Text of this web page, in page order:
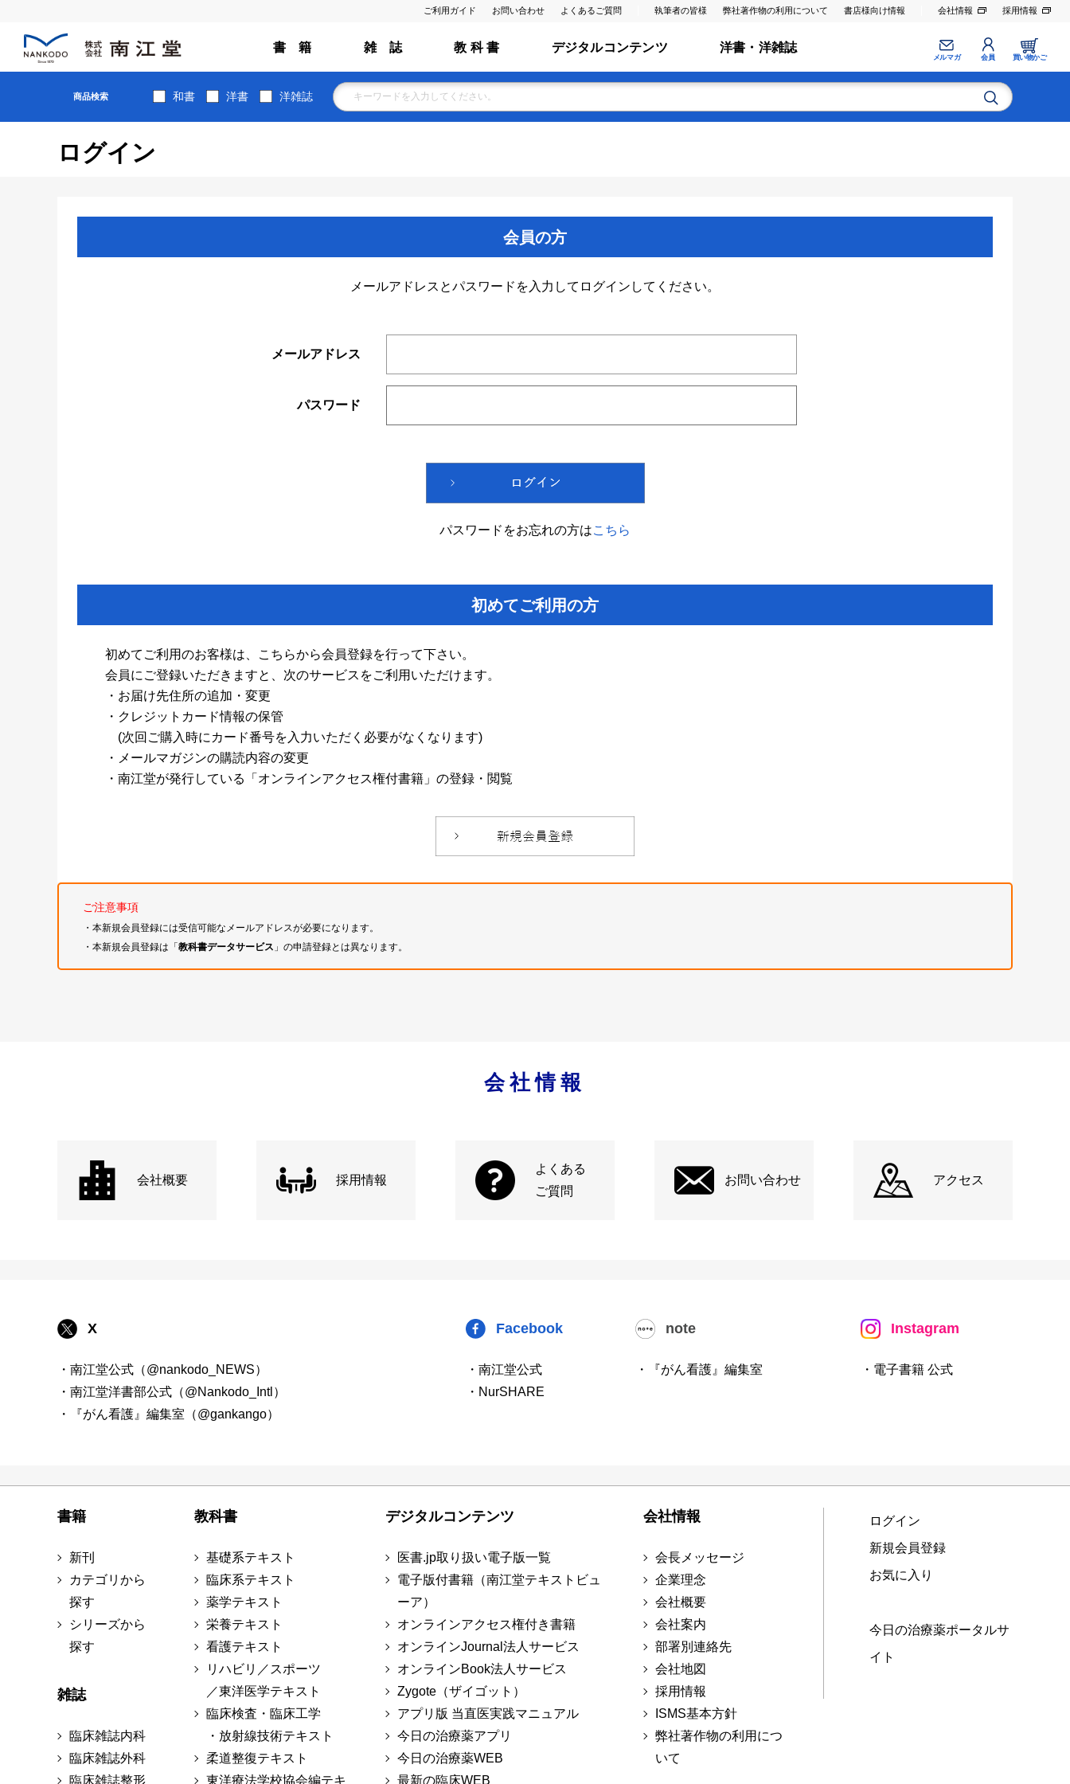
ご利用ガイド お問い合わせ よくあるご質問 執筆者の皆様 弊社著作物の利用について 書店様向け情報 会社情報 採用情報
書 籍 雑 誌 教 科 書 デジタルコンテンツ 洋書・洋雑誌
メルマガ 会員 買い物かご
商品検索 和書 洋書 洋雑誌
ログイン
会員の方
メールアドレスとパスワードを入力してログインしてください。
メールアドレス
パスワード
パスワードをお忘れの方はこちら
初めてご利用の方
初めてご利用のお客様は、こちらから会員登録を行って下さい。
会員にご登録いただきますと、次のサービスをご利用いただけます。
・お届け先住所の追加・変更
・クレジットカード情報の保管
(次回ご購入時にカード番号を入力いただく必要がなくなります)
・メールマガジンの購読内容の変更
・南江堂が発行している「オンラインアクセス権付書籍」の登録・閲覧
ご注意事項
・本新規会員登録には受信可能なメールアドレスが必要になります。
・本新規会員登録は「教科書データサービス 」の申請登録とは異なります。
会社情報
会社概要 採用情報
よくある
ご質問
お問い合わせ アクセス
X
・南江堂公式（@nankodo_NEWS）
・南江堂洋書部公式（@Nankodo_Intl）
・『がん看護』編集室（@gankango）
Facebook
・南江堂公式
・NurSHARE
note
・『がん看護』編集室
Instagram
・電子書籍 公式
書籍
新刊
カテゴリから
探す
シリーズから
探す
雑誌
臨床雑誌内科
臨床雑誌外科
臨床雑誌整形
教科書
基礎系テキスト
臨床系テキスト
薬学テキスト
栄養テキスト
看護テキスト
リハビリ／スポーツ
／東洋医学テキスト
臨床検査・臨床工学
・放射線技術テキスト
柔道整復テキスト
東洋療法学校協会編テキ
デジタルコンテンツ
医書.jp取り扱い電子版一覧
電子版付書籍（南江堂テキストビュ
ーア）
オンラインアクセス権付き書籍
オンラインJournal法人サービス
オンラインBook法人サービス
Zygote（ザイゴット）
アプリ版 当直医実践マニュアル
今日の治療薬アプリ
今日の治療薬WEB
最新の臨床WEB
会社情報
会長メッセージ
企業理念
会社概要
会社案内
部署別連絡先
会社地図
採用情報
ISMS基本方針
弊社著作物の利用につ
いて
ログイン
新規会員登録
お気に入り
今日の治療薬ポータルサ
イト